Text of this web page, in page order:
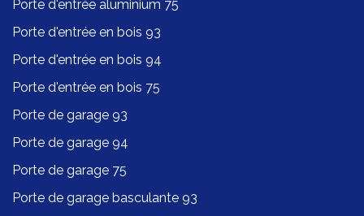
Porte d'entrée aluminium 75
Porte d'entrée en bois 93
Porte d'entrée en bois 94
Porte d'entrée en bois 75
Porte de garage 93
Porte de garage 94
Porte de garage 75
Porte de garage basculante 93